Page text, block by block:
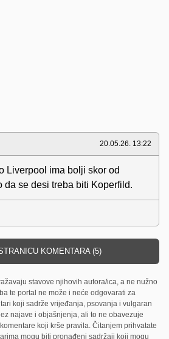
20.05.26. 13:22
Liverpool ima bolji skor od
da se desi treba biti Koperfild.
KOMENTARA (5)
stavove njihovih autora/ica, a ne nužno
te portal ne može i neće odgovarati za
koji sadrže vrijeđanja, psovanja i vulgaran
najave i objašnjenja, ali to ne obavezuje
koji krše pravila. Čitanjem prihvatate
mogu biti pronađeni sadržaji koji mogu